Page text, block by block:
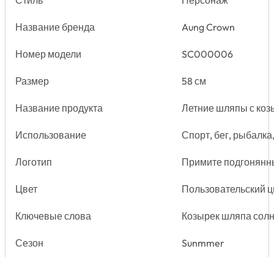
Название бренда Aung Crown
Номер модели SC000006
Размер 58 см
Название продукта Летние шляпы с
Использование Спорт, бег,
Логотип Примите
Цвет Пользовательский
Ключевые слова Козырек шляпа
Сезон Sunmmer